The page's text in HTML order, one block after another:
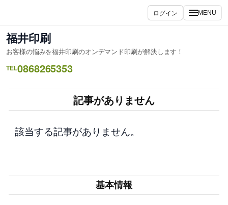
を
ス
キ
ッ
ログイン MENU
福井印刷
お客様の悩みを福井印刷のオンデマンド印刷が解決します！
TEL0868265353
記事がありません
該当する記事がありません。
基本情報